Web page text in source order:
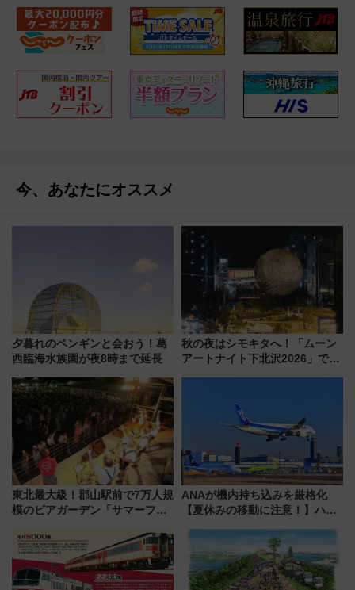
今、あなたにオススメ
夕暮れのペンギンと会おう！葛
西臨海水族園が夜8時まで延長
秋の夜はシモキタへ！「ムーン
アートナイト下北沢2026」でイ
東北最大級！郡山駅前で7万人規
模のビアガーデン「サマーフェ
7/24-26開催！ 有料席はJRE
MALLで予約可能
ANAが機内持ち込みを厳格化
【夏休みの移動に注意！】ハン
「身の回り品」新サイズ制限
(40×30×20cm)おさらい